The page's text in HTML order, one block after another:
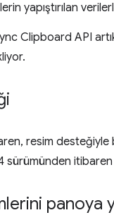
yapıştırılan
Clipboard API
resim
sürümünden
panoya